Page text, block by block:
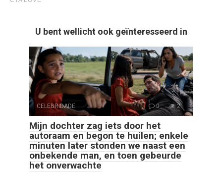
U bent wellicht ook geïnteresseerd in
CELEBRIDADE 0 2
Mijn dochter zag iets door het
autoraam en begon te huilen; enkele
minuten later stonden we naast een
onbekende man, en toen gebeurde
het onverwachte